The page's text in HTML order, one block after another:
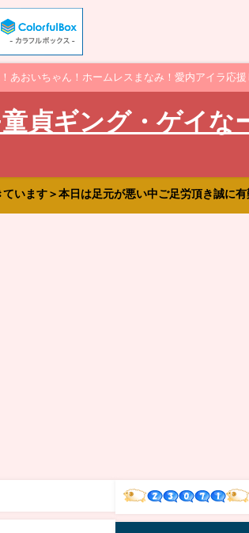
おいちゃん！ホームレスまなみ！愛内アイラ応援
貞ギング・ゲイな
います＞本日は足元が悪い中ご足労頂き誠に有